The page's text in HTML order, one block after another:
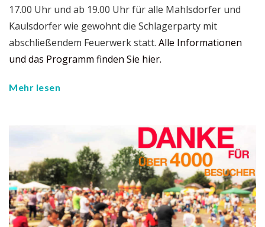
17.00 Uhr und ab 19.00 Uhr für alle Mahlsdorfer und
Kaulsdorfer wie gewohnt die Schlagerparty mit
abschließendem Feuerwerk statt. Alle Informationen
und das Programm finden Sie hier.
Mehr lesen